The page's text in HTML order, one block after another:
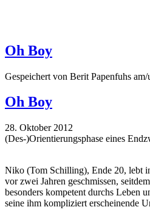
Oh Boy
Gespeichert von Berit Papenfuhs am/
Oh Boy
28. Oktober 2012
(Des-)Orientierungsphase eines
Niko (Tom Schilling), Ende 20, lebt
vor zwei Jahren geschmissen,
besonders kompetent durchs Leben
seine ihm kompliziert erscheinende